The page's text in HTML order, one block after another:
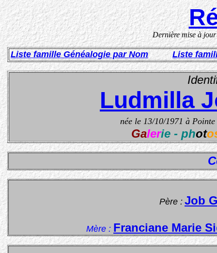
Dernière mise à
Liste famille Généalogie par Nom Liste
Ludmilla
née le 13/10/1971 à
Galerie - phot
Père : Job
Mère : Franciane Marie